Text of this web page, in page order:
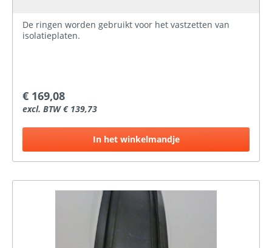
De ringen worden gebruikt voor het vastzetten van
isolatieplaten.
€ 169,08
excl. BTW € 139,73
In het winkelmandje